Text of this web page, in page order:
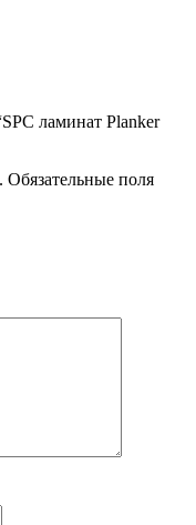
ламинат Planker
Обязательные поля